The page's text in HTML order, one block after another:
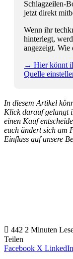
Schlagzeilen-
jetzt direkt
Wenn ihr
hinterlegt,
angezeigt. Wie
→ Hier könnt
Quelle
In diesem Artikel
Klick darauf gelangt
einen Kauf
euch ändert sich am
Einfluss auf unsere
442 2 Minuten
Teilen
Facebook X LinkedIn